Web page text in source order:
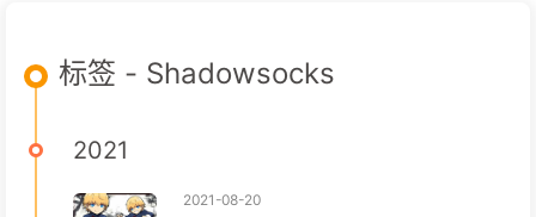
标签 - Shadowsocks
2021
2021-08-20